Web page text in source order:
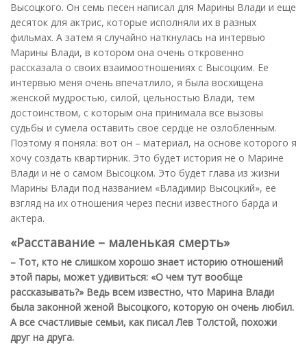
Высоцкого. Он семь песен написал для Марины Влади и еще
десяток для актрис, которые исполняли их в разных
фильмах. А затем я случайно наткнулась на интервью
Марины Влади, в котором она очень откровенно
рассказала о своих взаимоотношениях с Высоцким. Ее
интервью меня очень впечатлило, я была восхищена
женской мудростью, силой, цельностью Влади, тем
достоинством, с которым она принимала все вызовы
судьбы и сумела оставить свое сердце не озлобленным.
Поэтому я поняла: вот он – материал, на основе которого я
хочу создать квартирник. Это будет история не о Марине
Влади и не о самом Высоцком. Это будет глава из жизни
Марины Влади под названием «Владимир Высоцкий», ее
взгляд на их отношения через песни известного барда и
актера.
«Расставание – маленькая смерть»
– Тот, кто не слишком хорошо знает историю отношений
этой пары, может удивиться: «О чем тут вообще
рассказывать?» Ведь всем известно, что Марина Влади
была законной женой Высоцкого, которую он очень любил.
А все счастливые семьи, как писал Лев Толстой, похожи
друг на друга.